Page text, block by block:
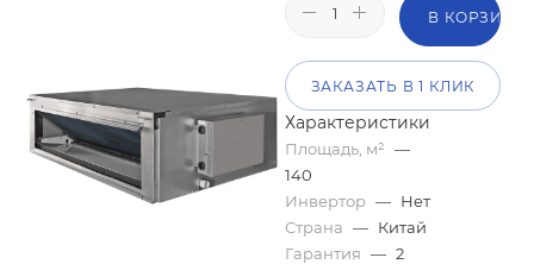
В КОРЗИНУ
ЗАКАЗАТЬ В 1 КЛИК
Характеристики
Площадь, м² —
140
Инвертор — Нет
Страна — Китай
Гарантия — 2